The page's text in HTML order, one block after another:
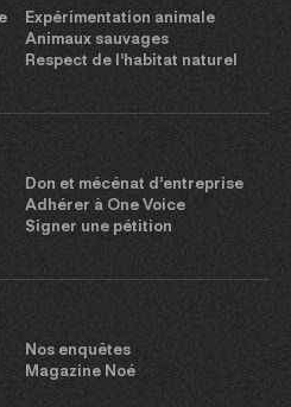
Expérimentation animale
Animaux sauvages
Respect de l’habitat naturel
Don et mécénat d’entreprise
Adhérer à One Voice
Signer une pétition
Nos enquêtes
Magazine Noé